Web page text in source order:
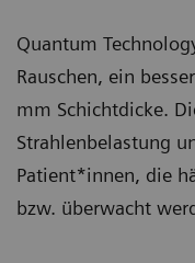
Quantum
Rauschen, ein
mm Schichtdicke.
Strahlenbelastung
Patient*innen, die
bzw. überwacht